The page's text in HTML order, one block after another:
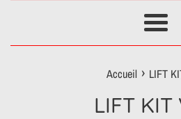
Menu
Accueil › LIFT
LIFT KIT